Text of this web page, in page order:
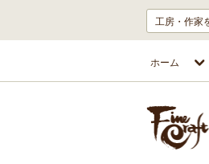
ホーム